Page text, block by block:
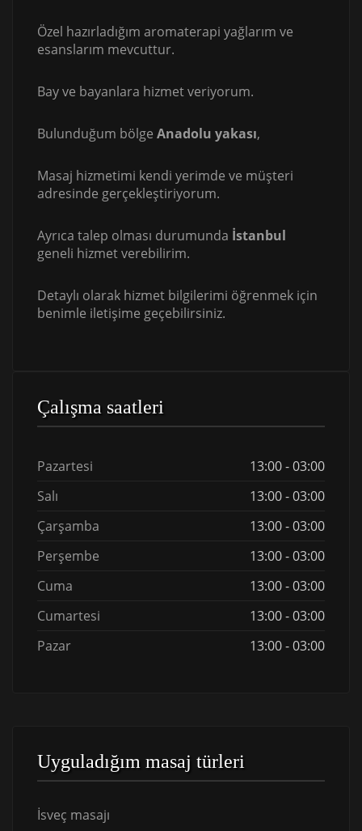
Özel hazırladığım aromaterapi yağlarım ve
esanslarım mevcuttur.
Bay ve bayanlara hizmet veriyorum.
Bulunduğum bölge Anadolu yakası,
Masaj hizmetimi kendi yerimde ve müşteri
adresinde gerçekleştiriyorum.
Ayrıca talep olması durumunda İstanbul
geneli hizmet verebilirim.
Detaylı olarak hizmet bilgilerimi öğrenmek için
benimle iletişime geçebilirsiniz.
Çalışma saatleri
Pazartesi
13:00 - 03:00
Salı
13:00 - 03:00
Çarşamba
13:00 - 03:00
Perşembe
13:00 - 03:00
Cuma
13:00 - 03:00
Cumartesi
13:00 - 03:00
Pazar
13:00 - 03:00
Uyguladığım masaj türleri
İsveç masajı